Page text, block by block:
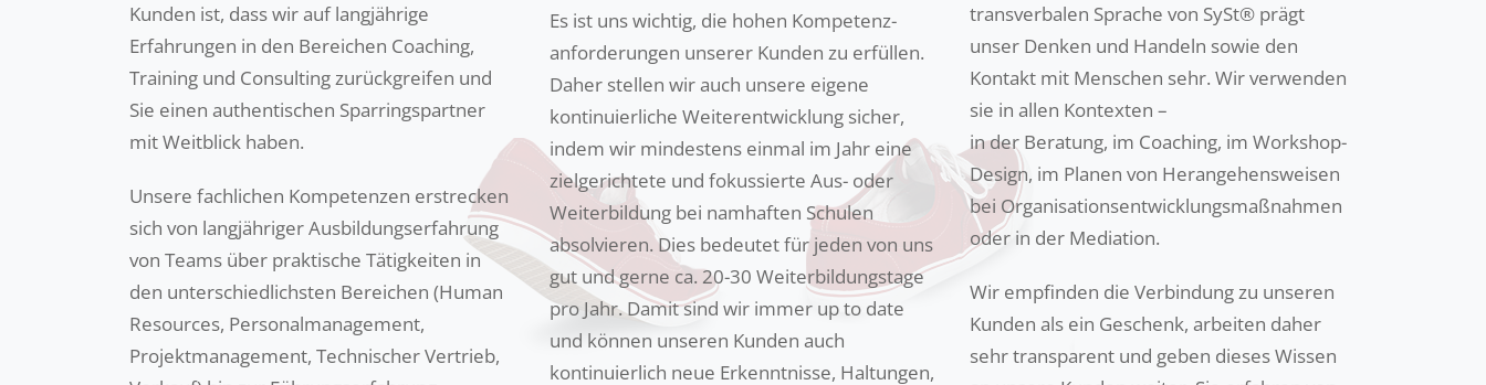
Kunden ist, dass wir auf langjährige
Erfahrungen in den Bereichen Coaching,
Training und Consulting zurückgreifen und
Sie einen authentischen Sparringspartner
mit Weitblick haben.
Unsere fachlichen Kompetenzen erstrecken
sich von langjähriger Ausbildungserfahrung
von Teams über praktische Tätigkeiten in
den unterschiedlichsten Bereichen (Human
Resources, Personalmanagement,
Projektmanagement, Technischer Vertrieb,
Es ist uns wichtig, die hohen Kompetenz-
anforderungen unserer Kunden zu erfüllen.
Daher stellen wir auch unsere eigene
kontinuierliche Weiterentwicklung sicher,
indem wir mindestens einmal im Jahr eine
zielgerichtete und fokussierte Aus- oder
Weiterbildung bei namhaften Schulen
absolvieren. Dies bedeutet für jeden von uns
gut und gerne ca. 20-30 Weiterbildungstage
pro Jahr. Damit sind wir immer up to date
und können unseren Kunden auch
kontinuierlich neue Erkenntnisse, Haltungen,
transverbalen Sprache von SySt® prägt
unser Denken und Handeln sowie den
Kontakt mit Menschen sehr. Wir verwenden
sie in allen Kontexten –
in der Beratung, im Coaching, im Workshop-
Design, im Planen von Herangehensweisen
bei Organisationsentwicklungsmaßnahmen
oder in der Mediation.
Wir empfinden die Verbindung zu unseren
Kunden als ein Geschenk, arbeiten daher
sehr transparent und geben dieses Wissen